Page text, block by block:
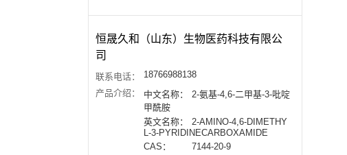
恒晟久和（山东）生物医药科技有限公
司
联系电话：
18766988138
产品介绍：
中文名称：
2-氨基-4,6-二甲基-3-吡啶
甲酰胺
英文名称：
2-AMINO-4,6-DIMETHY
L-3-PYRIDINECARBOXAMIDE
CAS：
7144-20-9